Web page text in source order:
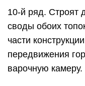
10-й ряд. Строят
своды обоих
части
передвижения
варочную